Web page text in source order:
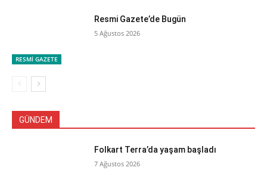
RESMİ GAZETE
Resmi Gazete’de Bugün
5 Ağustos 2026
GÜNDEM
Folkart Terra’da yaşam başladı
7 Ağustos 2026